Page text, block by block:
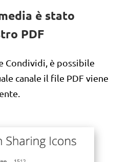
è stato
PDF
Condividi, è possibile
canale il file PDF viene